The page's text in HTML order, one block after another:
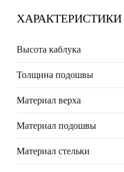
ХАРАКТЕРИСТИКИ
Высота каблука
Толщина подошвы
Материал верха
Материал подошвы
Материал стельки